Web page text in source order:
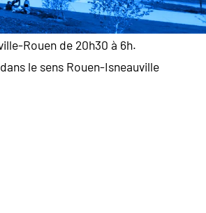
d’entretien et de maintenance
de 20h30 à 6h.
Rouen de 20h30 à 6h.
le sens Rouen-Isneauville